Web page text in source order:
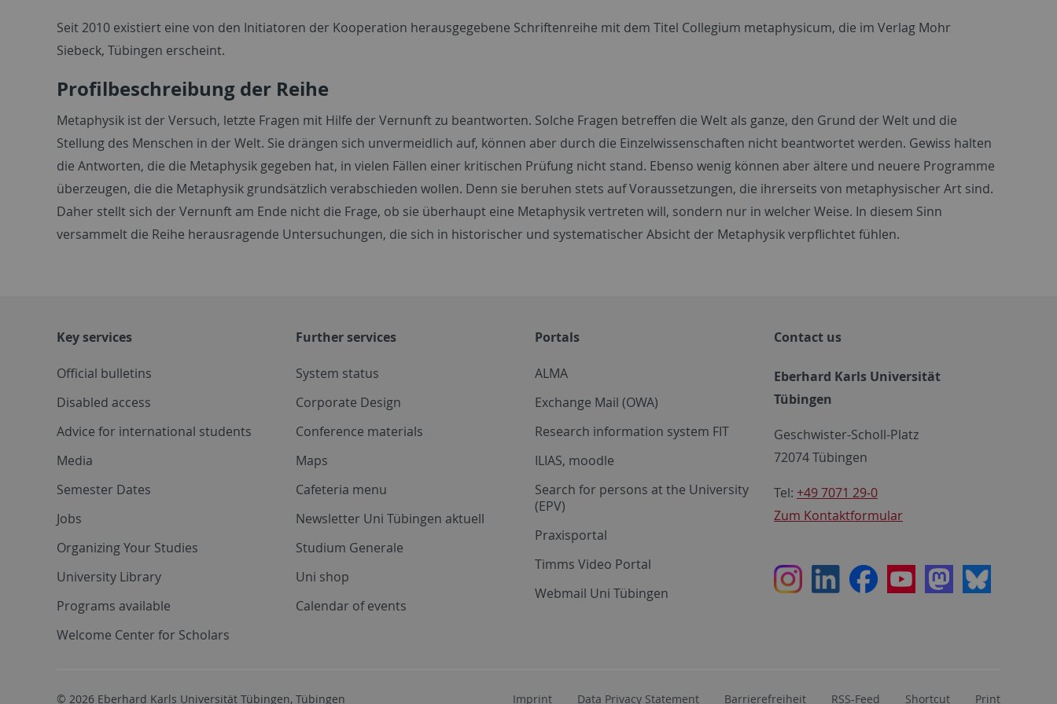
Seit 2010 existiert eine von den Initiatoren der Kooperation herausgegebene Schriftenreihe mit dem Titel Collegium metaphysicum, die im Verlag Mohr
Siebeck, Tübingen erscheint.
Profilbeschreibung der Reihe
Metaphysik ist der Versuch, letzte Fragen mit Hilfe der Vernunft zu beantworten. Solche Fragen betreffen die Welt als ganze, den Grund der Welt und die
Stellung des Menschen in der Welt. Sie drängen sich unvermeidlich auf, können aber durch die Einzelwissenschaften nicht beantwortet werden. Gewiss halten
die Antworten, die die Metaphysik gegeben hat, in vielen Fällen einer kritischen Prüfung nicht stand. Ebenso wenig können aber ältere und neuere Programme
überzeugen, die die Metaphysik grundsätzlich verabschieden wollen. Denn sie beruhen stets auf Voraussetzungen, die ihrerseits von metaphysischer Art sind.
Daher stellt sich der Vernunft am Ende nicht die Frage, ob sie überhaupt eine Metaphysik vertreten will, sondern nur in welcher Weise. In diesem Sinn
versammelt die Reihe herausragende Untersuchungen, die sich in historischer und systematischer Absicht der Metaphysik verpflichtet fühlen.
Key services
Official bulletins
Disabled access
Advice for international students
Media
Semester Dates
Jobs
Organizing Your Studies
University Library
Programs available
Welcome Center for Scholars
Further services
System status
Corporate Design
Conference materials
Maps
Cafeteria menu
Newsletter Uni Tübingen aktuell
Studium Generale
Uni shop
Calendar of events
Portals
ALMA
Exchange Mail (OWA)
Research information system FIT
ILIAS, moodle
Search for persons at the University
(EPV)
Praxisportal
Timms Video Portal
Webmail Uni Tübingen
Contact us
Eberhard Karls Universität
Tübingen
Geschwister-Scholl-Platz
72074 Tübingen
Tel: +49 7071 29-0
Zum Kontaktformular
InstagramLinkedInFacebookYoutubeMastodon
Bluesky
© 2026 Eberhard Karls Universität Tübingen, Tübingen Imprint Data Privacy Statement Barrierefreiheit RSS-Feed Shortcut Print